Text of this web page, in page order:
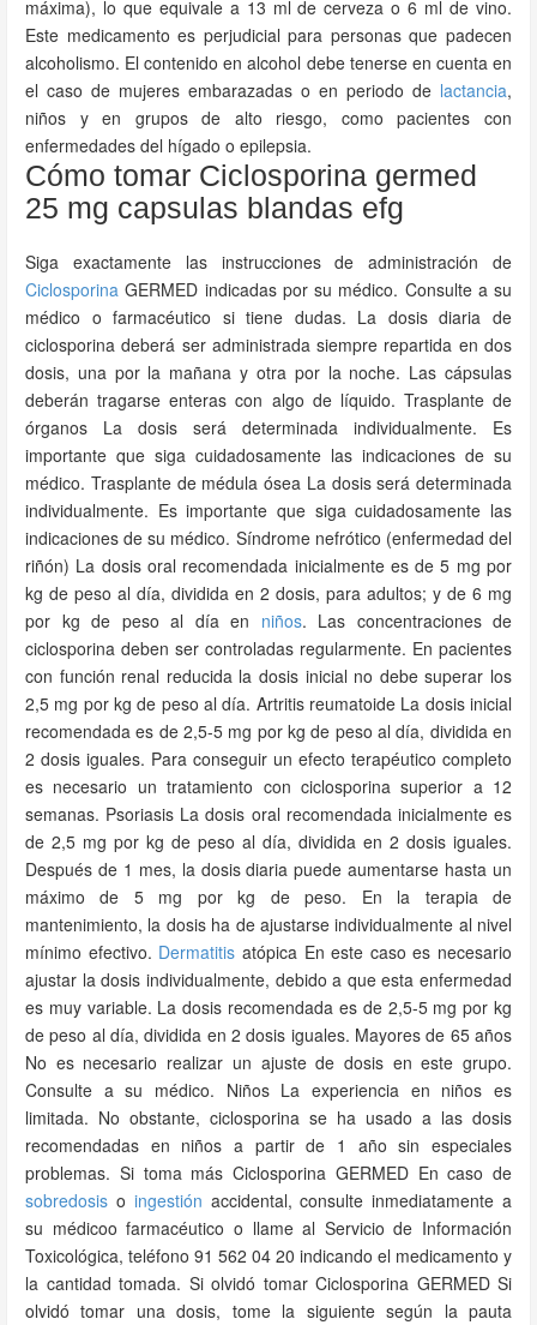
máxima), lo que equivale a 13 ml de cerveza o 6 ml de vino.
Este medicamento es perjudicial para personas que padecen
alcoholismo. El contenido en alcohol debe tenerse en cuenta en
el caso de mujeres embarazadas o en periodo de lactancia,
niños y en grupos de alto riesgo, como pacientes con
enfermedades del hígado o epilepsia.
Cómo tomar Ciclosporina germed
25 mg capsulas blandas efg
Siga exactamente las instrucciones de administración de
Ciclosporina GERMED indicadas por su médico. Consulte a su
médico o farmacéutico si tiene dudas. La dosis diaria de
ciclosporina deberá ser administrada siempre repartida en dos
dosis, una por la mañana y otra por la noche. Las cápsulas
deberán tragarse enteras con algo de líquido. Trasplante de
órganos La dosis será determinada individualmente. Es
importante que siga cuidadosamente las indicaciones de su
médico. Trasplante de médula ósea La dosis será determinada
individualmente. Es importante que siga cuidadosamente las
indicaciones de su médico. Síndrome nefrótico (enfermedad del
riñón) La dosis oral recomendada inicialmente es de 5 mg por
kg de peso al día, dividida en 2 dosis, para adultos; y de 6 mg
por kg de peso al día en niños. Las concentraciones de
ciclosporina deben ser controladas regularmente. En pacientes
con función renal reducida la dosis inicial no debe superar los
2,5 mg por kg de peso al día. Artritis reumatoide La dosis inicial
recomendada es de 2,5-5 mg por kg de peso al día, dividida en
2 dosis iguales. Para conseguir un efecto terapéutico completo
es necesario un tratamiento con ciclosporina superior a 12
semanas. Psoriasis La dosis oral recomendada inicialmente es
de 2,5 mg por kg de peso al día, dividida en 2 dosis iguales.
Después de 1 mes, la dosis diaria puede aumentarse hasta un
máximo de 5 mg por kg de peso. En la terapia de
mantenimiento, la dosis ha de ajustarse individualmente al nivel
mínimo efectivo. Dermatitis atópica En este caso es necesario
ajustar la dosis individualmente, debido a que esta enfermedad
es muy variable. La dosis recomendada es de 2,5-5 mg por kg
de peso al día, dividida en 2 dosis iguales. Mayores de 65 años
No es necesario realizar un ajuste de dosis en este grupo.
Consulte a su médico. Niños La experiencia en niños es
limitada. No obstante, ciclosporina se ha usado a las dosis
recomendadas en niños a partir de 1 año sin especiales
problemas. Si toma más Ciclosporina GERMED En caso de
sobredosis o ingestión accidental, consulte inmediatamente a
su médicoo farmacéutico o llame al Servicio de Información
Toxicológica, teléfono 91 562 04 20 indicando el medicamento y
la cantidad tomada. Si olvidó tomar Ciclosporina GERMED Si
olvidó tomar una dosis, tome la siguiente según la pauta